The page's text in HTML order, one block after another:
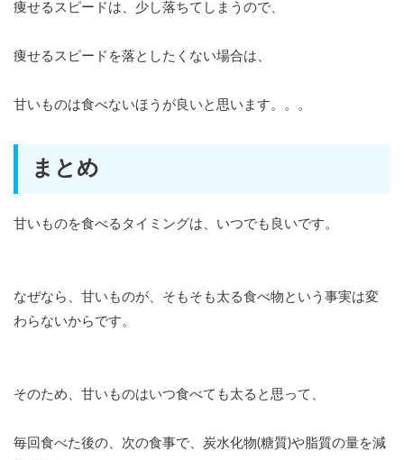
痩せるスピードは、少し落ちてしまうので、
痩せるスピードを落としたくない場合は、
甘いものは食べないほうが良いと思います。。。
まとめ
甘いものを食べるタイミングは、いつでも良いです。
なぜなら、甘いものが、そもそも太る食べ物という事実は変
わらないからです。
そのため、甘いものはいつ食べても太ると思って、
毎回食べた後の、次の食事で、炭水化物(糖質)や脂質の量を減